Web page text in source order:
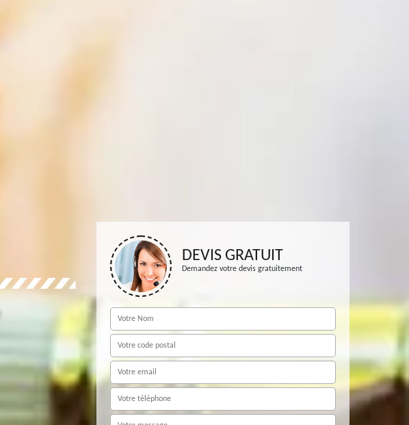
DEVIS GRATUIT
Demandez votre devis gratuitement